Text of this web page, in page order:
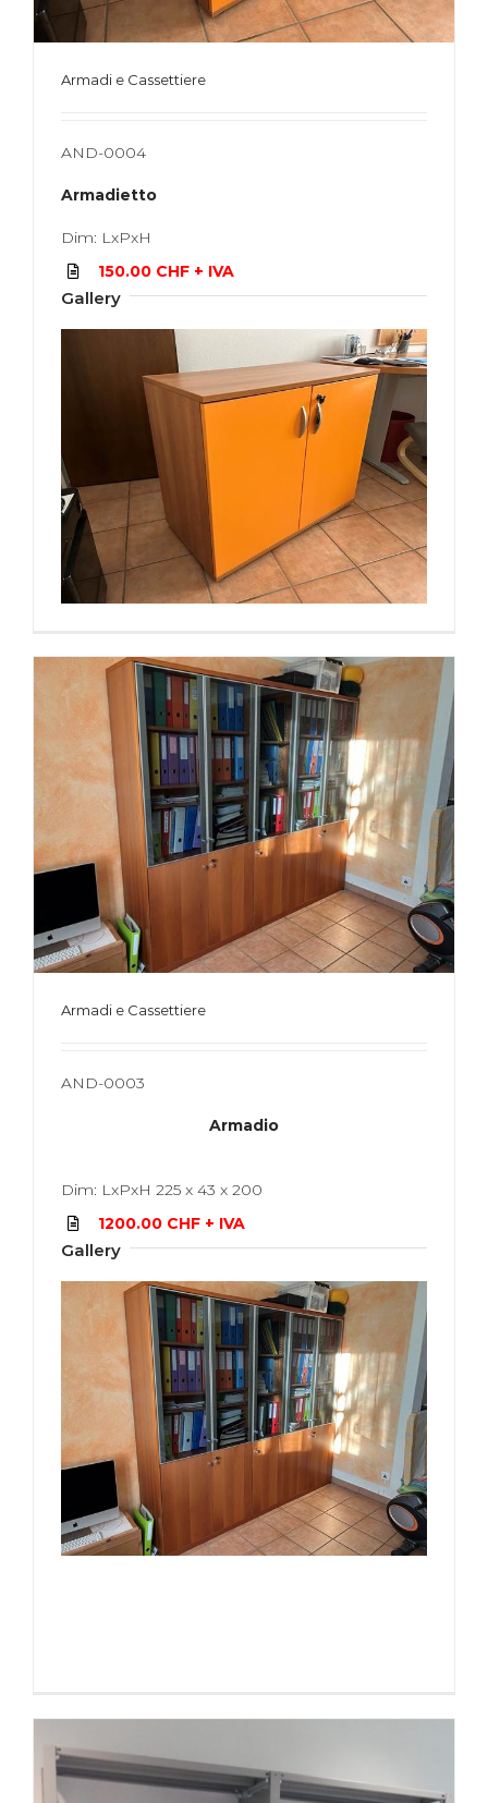
Armadi e Cassettiere
AND-0004
Armadietto
Dim: LxPxH
150.00 CHF + IVA
Gallery
Armadi e Cassettiere
AND-0003
Armadio
Dim: LxPxH 225 x 43 x 200
1200.00 CHF + IVA
Gallery